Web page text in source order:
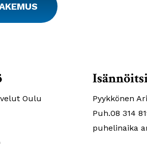
Oulu
Pyykkönen Ari
Puh.08 314
puhelinaika